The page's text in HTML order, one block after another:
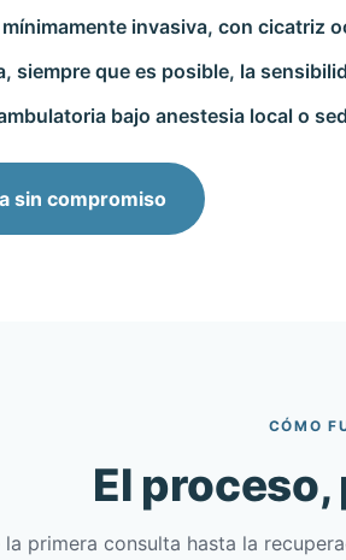
invasiva, con cicatriz
siempre que es posible, la
bajo anestesia local o
sin compromiso
CÓMO
El proceso,
la primera consulta hasta la